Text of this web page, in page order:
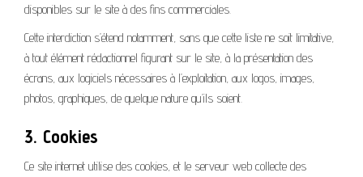
disponibles sur le site à des fins commerciales.
Cette interdiction s’étend notamment, sans que cette liste ne soit limitative,
à tout élément rédactionnel figurant sur le site, à la présentation des
écrans, aux logiciels nécessaires à l’exploitation, aux logos, images,
photos, graphiques, de quelque nature qu’ils soient.
3. Cookies
Ce site internet utilise des cookies, et le serveur web collecte des